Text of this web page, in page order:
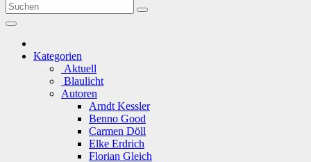
Kategorien
Aktuell
Blaulicht
Autoren
Arndt Kessler
Benno Good
Carmen Döll
Elke Erdrich
Florian Gleich